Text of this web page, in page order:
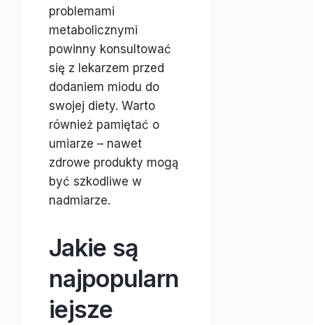
problemami
metabolicznymi
powinny konsultować
się z lekarzem przed
dodaniem miodu do
swojej diety. Warto
również pamiętać o
umiarze – nawet
zdrowe produkty mogą
być szkodliwe w
nadmiarze.
Jakie są
najpopularn
iejsze